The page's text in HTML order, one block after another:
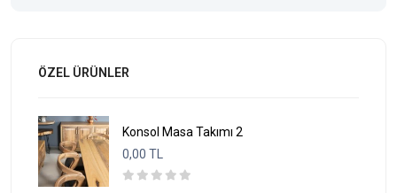
ÖZEL ÜRÜNLER
Konsol Masa Takımı 2
0,00 TL